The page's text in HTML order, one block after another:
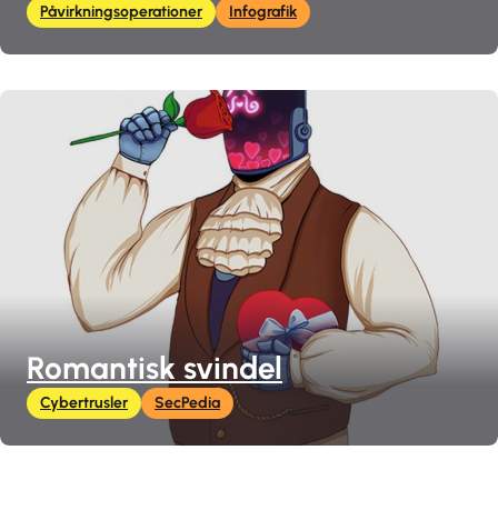
Påvirkningsoperationer Infografik
Romantisk svindel
Cybertrusler SecPedia